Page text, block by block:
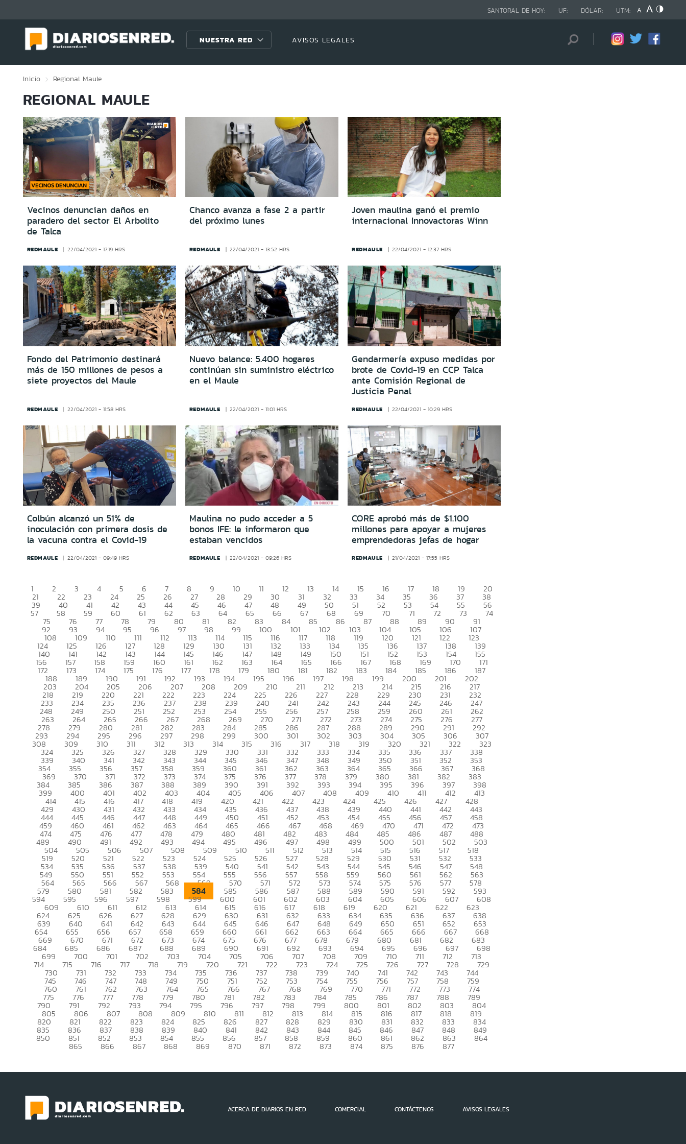
SANTORAL DE HOY: UF: DÓLAR: UTM:
NUESTRA RED AVISOS LEGALES
Inicio Regional Maule
REGIONAL MAULE
Vecinos denuncian daños en
paradero del sector El Arbolito
de Talca
REDMAULE 22/04/2021 - 17:19 HRS
Chanco avanza a fase 2 a partir
del próximo lunes
REDMAULE 22/04/2021 - 13:52 HRS
Joven maulina ganó el premio
internacional Innovactoras Winn
REDMAULE 22/04/2021 - 12:37 HRS
Fondo del Patrimonio destinará
más de 150 millones de pesos a
siete proyectos del Maule
REDMAULE 22/04/2021 - 11:58 HRS
Nuevo balance: 5.400 hogares
continúan sin suministro eléctrico
en el Maule
REDMAULE 22/04/2021 - 11:01 HRS
Gendarmería expuso medidas por
brote de Covid-19 en CCP Talca
ante Comisión Regional de
Justicia Penal
REDMAULE 22/04/2021 - 10:29 HRS
Colbún alcanzó un 51% de
inoculación con primera dosis de
la vacuna contra el Covid-19
REDMAULE 22/04/2021 - 09:49 HRS
Maulina no pudo acceder a 5
bonos IFE: le informaron que
estaban vencidos
REDMAULE 22/04/2021 - 09:26 HRS
CORE aprobó más de $1.100
millones para apoyar a mujeres
emprendedoras jefas de hogar
REDMAULE 21/04/2021 - 17:55 HRS
1 2 3 4 5 6 7 8 9 10 11 12 13 14 15 16 17 18 19 20
21 22 23 24 25 26 27 28 29 30 31 32 33 34 35 36 37 38
39 40 41 42 43 44 45 46 47 48 49 50 51 52 53 54 55 56
57 58 59 60 61 62 63 64 65 66 67 68 69 70 71 72 73 74
75 76 77 78 79 80 81 82 83 84 85 86 87 88 89 90 91
92 93 94 95 96 97 98 99 100 101 102 103 104 105 106 107
108 109 110 111 112 113 114 115 116 117 118 119 120 121 122 123
124 125 126 127 128 129 130 131 132 133 134 135 136 137 138 139
140 141 142 143 144 145 146 147 148 149 150 151 152 153 154 155
156 157 158 159 160 161 162 163 164 165 166 167 168 169 170 171
172 173 174 175 176 177 178 179 180 181 182 183 184 185 186 187
188 189 190 191 192 193 194 195 196 197 198 199 200 201 202
203 204 205 206 207 208 209 210 211 212 213 214 215 216 217
218 219 220 221 222 223 224 225 226 227 228 229 230 231 232
233 234 235 236 237 238 239 240 241 242 243 244 245 246 247
248 249 250 251 252 253 254 255 256 257 258 259 260 261 262
263 264 265 266 267 268 269 270 271 272 273 274 275 276 277
278 279 280 281 282 283 284 285 286 287 288 289 290 291 292
293 294 295 296 297 298 299 300 301 302 303 304 305 306 307
308 309 310 311 312 313 314 315 316 317 318 319 320 321 322 323
324 325 326 327 328 329 330 331 332 333 334 335 336 337 338
339 340 341 342 343 344 345 346 347 348 349 350 351 352 353
354 355 356 357 358 359 360 361 362 363 364 365 366 367 368
369 370 371 372 373 374 375 376 377 378 379 380 381 382 383
384 385 386 387 388 389 390 391 392 393 394 395 396 397 398
399 400 401 402 403 404 405 406 407 408 409 410 411 412 413
414 415 416 417 418 419 420 421 422 423 424 425 426 427 428
429 430 431 432 433 434 435 436 437 438 439 440 441 442 443
444 445 446 447 448 449 450 451 452 453 454 455 456 457 458
459 460 461 462 463 464 465 466 467 468 469 470 471 472 473
474 475 476 477 478 479 480 481 482 483 484 485 486 487 488
489 490 491 492 493 494 495 496 497 498 499 500 501 502 503
504 505 506 507 508 509 510 511 512 513 514 515 516 517 518
519 520 521 522 523 524 525 526 527 528 529 530 531 532 533
534 535 536 537 538 539 540 541 542 543 544 545 546 547 548
549 550 551 552 553 554 555 556 557 558 559 560 561 562 563
564 565 566 567 568 569 570 571 572 573 574 575 576 577 578
579 580 581 582 583 584 585 586 587 588 589 590 591 592 593
594 595 596 597 598 599 600 601 602 603 604 605 606 607 608
609 610 611 612 613 614 615 616 617 618 619 620 621 622 623
624 625 626 627 628 629 630 631 632 633 634 635 636 637 638
639 640 641 642 643 644 645 646 647 648 649 650 651 652 653
654 655 656 657 658 659 660 661 662 663 664 665 666 667 668
669 670 671 672 673 674 675 676 677 678 679 680 681 682 683
684 685 686 687 688 689 690 691 692 693 694 695 696 697 698
699 700 701 702 703 704 705 706 707 708 709 710 711 712 713
714 715 716 717 718 719 720 721 722 723 724 725 726 727 728 729
730 731 732 733 734 735 736 737 738 739 740 741 742 743 744
745 746 747 748 749 750 751 752 753 754 755 756 757 758 759
760 761 762 763 764 765 766 767 768 769 770 771 772 773 774
775 776 777 778 779 780 781 782 783 784 785 786 787 788 789
790 791 792 793 794 795 796 797 798 799 800 801 802 803 804
805 806 807 808 809 810 811 812 813 814 815 816 817 818 819
820 821 822 823 824 825 826 827 828 829 830 831 832 833 834
835 836 837 838 839 840 841 842 843 844 845 846 847 848 849
850 851 852 853 854 855 856 857 858 859 860 861 862 863 864
865 866 867 868 869 870 871 872 873 874 875 876 877
ACERCA DE DIARIOS EN RED COMERCIAL CONTÁCTENOS AVISOS LEGALES